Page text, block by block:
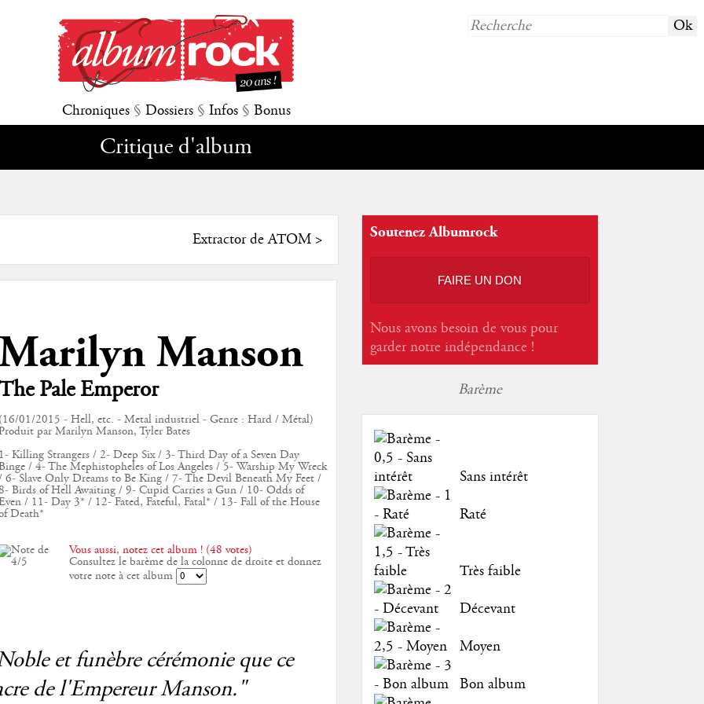
Chroniques § Dossiers § Infos § Bonus
Critique d'album
Extractor de ATOM>
Manson
Pale Emperor
01/2015 - Hell, etc. - Metal industriel - Genre : Hard / Métal)
par Marilyn Manson, Tyler Bates
Killing Strangers / 2- Deep Six / 3- Third Day of a Seven Day
/ 4- The Mephistopheles of Los Angeles / 5- Warship My Wreck
6- Slave Only Dreams to Be King / 7- The Devil Beneath My Feet /
Birds of Hell Awaiting / 9- Cupid Carries a Gun / 10- Odds of
/ 11- Day 3* / 12- Fated, Fateful, Fatal* / 13- Fall of the House
Death*
Vous aussi, notez cet album ! (48 votes)
Consultez le barème de la colonne de droite et donnez
votre note à cet album
et funèbre cérémonie que ce
de l'Empereur Manson."
Soutenez Albumrock
FAIRE UN DON
Nous avons besoin de vous pour
garder notre indépendance !
Barème
Sans intérêt
Raté
Très faible
Décevant
Moyen
Bon album